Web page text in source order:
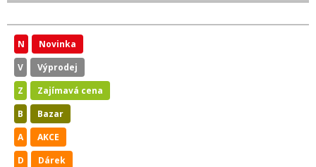
N
Novinka
V
Výprodej
Z
Zajímavá cena
B
Bazar
A
AKCE
D
Dárek